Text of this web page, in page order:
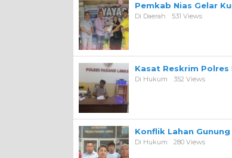
Pemkab Nias Gelar
Di Daerah 531 Views
Kasat Reskrim Polres
Di Hukum 352 Views
Konflik Lahan
Di Hukum 280 Views